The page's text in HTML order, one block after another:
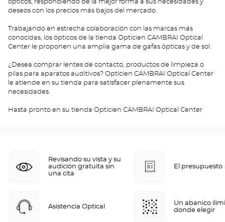
ópticos, respondiendo de la mejor forma a sus necesidades y
deseos con los precios más bajos del mercado.
Trabajando en estrecha colaboración con las marcas más
conocidas, los ópticos de la tienda Opticien CAMBRAI Optical
Center le proponen una amplia gama de gafas ópticas y de sol.
¿Desea comprar lentes de contacto, productos de limpieza o
pilas para aparatos auditivos? Opticien CAMBRAI Optical Center
le atiende en su tienda para satisfacer plenamente sus
necesidades.
Hasta pronto en su tienda Opticien CAMBRAI Optical Center
Revisando su vista y su
audición gratuita sin
una cita
El presupuesto
Asistencia Optical
Un abanico
donde elegir